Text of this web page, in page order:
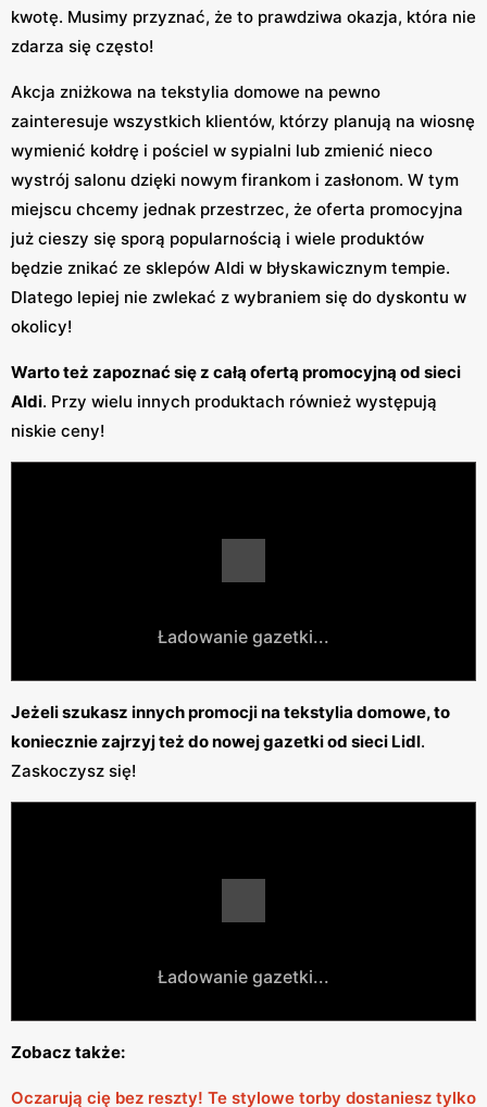
kwotę. Musimy przyznać, że to prawdziwa okazja, która nie
zdarza się często!
Akcja zniżkowa na tekstylia domowe na pewno
zainteresuje wszystkich klientów, którzy planują na wiosnę
wymienić kołdrę i pościel w sypialni lub zmienić nieco
wystrój salonu dzięki nowym firankom i zasłonom. W tym
miejscu chcemy jednak przestrzec, że oferta promocyjna
już cieszy się sporą popularnością i wiele produktów
będzie znikać ze sklepów Aldi w błyskawicznym tempie.
Dlatego lepiej nie zwlekać z wybraniem się do dyskontu w
okolicy!
Warto też zapoznać się z całą ofertą promocyjną od sieci
Aldi. Przy wielu innych produktach również występują
niskie ceny!
Ładowanie gazetki...
Jeżeli szukasz innych promocji na tekstylia domowe, to
koniecznie zajrzyj też do nowej gazetki od sieci Lidl.
Zaskoczysz się!
Ładowanie gazetki...
Zobacz także:
Oczarują cię bez reszty! Te stylowe torby dostaniesz tylko